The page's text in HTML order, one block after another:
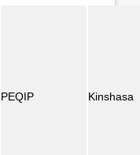
PEQIP Kinshasa